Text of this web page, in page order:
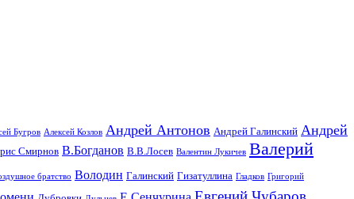
Бугров Алексей Козлов Андрей Антонов Андрей Галинский Андрей
Смирнов В.Богданов В.В.Лосев Валентин Лукичев Валерий
братство Володин Галинский Гизатуллина Гладков Григорий